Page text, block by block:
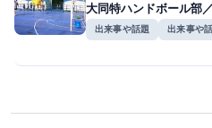
大同特ハンドボール部
出来事や話題 出来事や